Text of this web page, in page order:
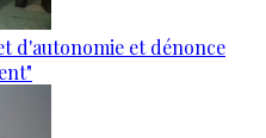
d'autonomie et dénonce